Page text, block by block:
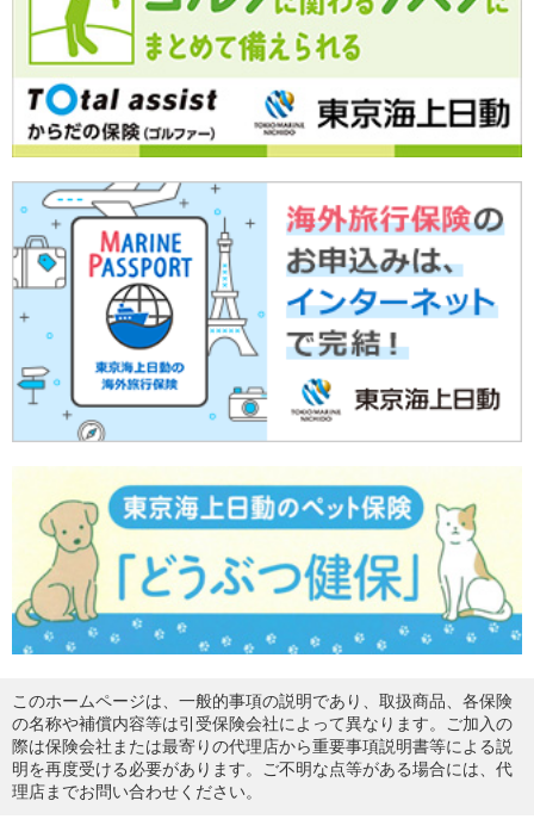
このホームページは、一般的事項の説明であり、取扱商品、各保険
の名称や補償内容等は引受保険会社によって異なります。ご加入の
際は保険会社または最寄りの代理店から重要事項説明書等による説
明を再度受ける必要があります。ご不明な点等がある場合には、代
理店までお問い合わせください。